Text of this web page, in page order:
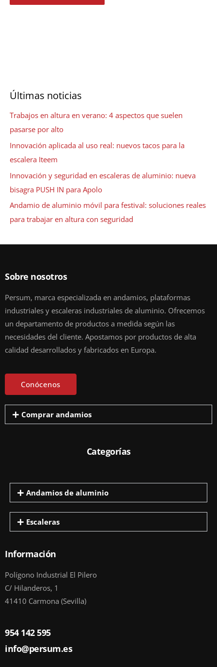
Últimas noticias
Trabajos en altura en verano: 4 aspectos que suelen
pasarse por alto
Innovación aplicada al uso real: nuevos tacos para la
escalera Iteem
Innovación y seguridad en escaleras de aluminio: nueva
bisagra PUSH IN para Apolo
Andamio de aluminio móvil para festival: soluciones reales
para trabajar en altura con seguridad
Sobre nosotros
Persum, marca especializada en andamios, plataformas
industriales y escaleras industriales de aluminio. Ofrecemos
un departamento de productos a medida según las
necesidades del cliente. Apostamos por productos de alta
calidad desarrollados y fabricados en Europa.
Conócenos
Comprar andamios
Categorías
Andamios de aluminio
Escaleras
Información
Polígono Industrial El Pilero
C/ Hilanderos, 1
41410 Carmona (Sevilla)
954 142 595
info@persum.es